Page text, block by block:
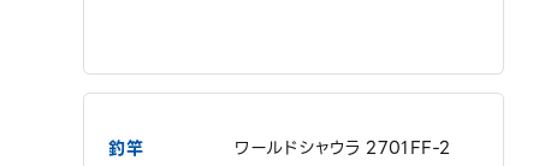
釣竿 ワールドシャウラ 2701FF-2